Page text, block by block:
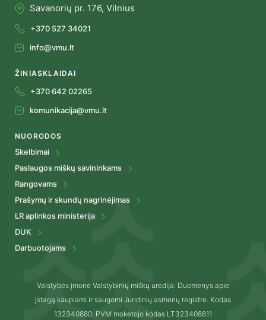
Savanorių pr. 176, Vilnius
+370 527 34021
info@vmu.lt
ŽINIASKLAIDAI
+370 642 02265
komunikacija@vmu.lt
NUORODOS
Skelbimai
Paslaugos miškų savininkams
Rangovams
Prašymų ir skundų nagrinėjimas
LR aplinkos ministerija
DUK
Darbuotojams
Valstybės įmonė Valstybinių miškų urėdija. Duomenys apie
įstagą kaupiami ir saugomi Juridinių asmenų registre. Kodas
132340880. PVM mokėtojo kodas LT323408811